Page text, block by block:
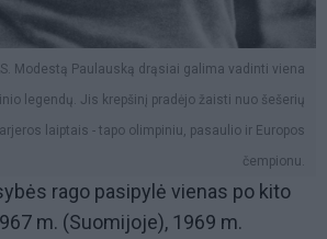
Modestą Paulauską drąsiai galima vadinti viena
legendų. Jis krepšinį pradėjo žaisti nuo šešerių
laiptais - tapo olimpiniu, pasaulio ir Europos
čempionu.
rago pasipylė vienas po kito
m. (Suomijoje), 1969 m.